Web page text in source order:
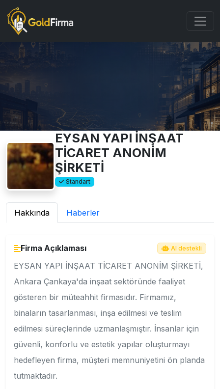
EYSAN YAPI İNŞAAT
TİCARET ANONİM
ŞİRKETİ
Standart
Hakkında Haberler
Firma Açıklaması AI destekli
EYSAN YAPI İNŞAAT TİCARET ANONİM ŞİRKETİ,
Ankara Çankaya'da inşaat sektöründe faaliyet
gösteren bir müteahhit firmasıdır. Firmamız,
binaların tasarlanması, inşa edilmesi ve teslim
edilmesi süreçlerinde uzmanlaşmıştır. İnsanlar için
güvenli, konforlu ve estetik yapılar oluşturmayı
hedefleyen firma, müşteri memnuniyetini ön planda
tutmaktadır.